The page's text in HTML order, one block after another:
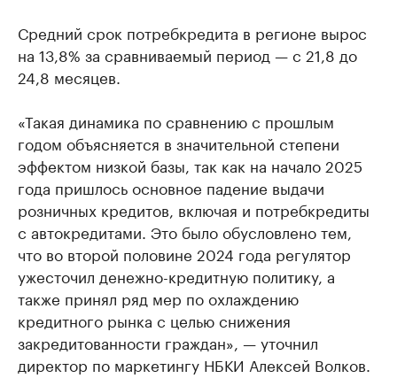
Средний срок потребкредита в регионе вырос
на 13,8% за сравниваемый период — с 21,8 до
24,8 месяцев.
«Такая динамика по сравнению с прошлым
годом объясняется в значительной степени
эффектом низкой базы, так как на начало 2025
года пришлось основное падение выдачи
розничных кредитов, включая и потребкредиты
с автокредитами. Это было обусловлено тем,
что во второй половине 2024 года регулятор
ужесточил денежно-кредитную политику, а
также принял ряд мер по охлаждению
кредитного рынка с целью снижения
закредитованности граждан», — уточнил
директор по маркетингу НБКИ Алексей Волков.